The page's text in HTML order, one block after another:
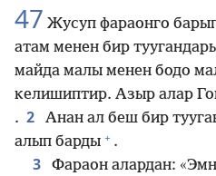
47 Жусуп фараонго
атам менен бир
майда малы менен бодо
келишиптир. Азыр алар
. 2
Анан ал беш бир
алып барды + .
3
Фараон алардан: